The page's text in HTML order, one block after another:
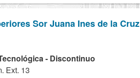
Sor Juana Ines de la Cruz
- Discontinuo
Ext. 13